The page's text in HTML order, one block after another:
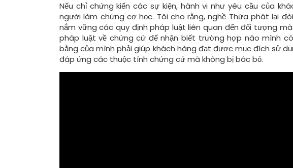
Nếu chỉ chứng kiến các sự kiện, hành vi như yêu cầu của
người làm chứng cơ học. Tôi cho rằng, nghề Thừa phát lại
nắm vững các quy định pháp luật liên quan đến đối tượng
pháp luật về chứng cứ để nhận biết trường hợp nào mình
bằng của mình phải giúp khách hàng đạt được mục đích sử
đáp ứng các thuộc tính chứng cứ mà không bị bác bỏ.